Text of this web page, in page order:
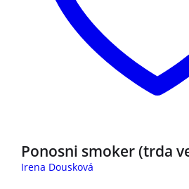
Ponosni smoker (trda
Irena Dousková